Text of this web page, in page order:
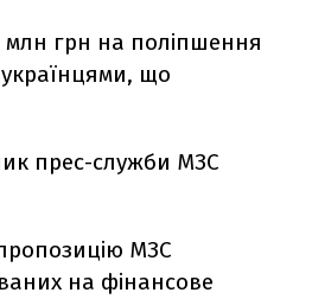
млн грн на поліпшення
українцями, що
прес-служби МЗС
МЗС
на фінансове